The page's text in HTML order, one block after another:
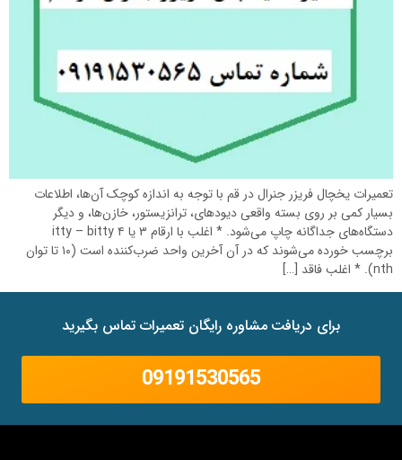
تعمیرات یخچال فریزر جنرال در قم با توجه به اندازه کوچک آن‌ها، اطلاعات
بسیار کمی بر روی بسته واقعی دیودهای، ترانزیستور، خازن‌ها، و دیگر
دستگاه‌های جداگانه چاپ می‌شود. * اغلب با ارقام ۳ یا ۴ itty – bitty
برچسب خورده می‌شوند که در آن آخرین واحد ضرب‌کننده است (۱۰ تا توان
nth). * اغلب فاقد […]
برای دریافت مشاوره رایگان تعمیرات تماس بگیرید
09191530565